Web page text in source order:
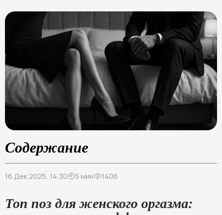
Содержание
16 Дек 2025, 14:30 5 мин 1406
Топ поз для женского оргазма: